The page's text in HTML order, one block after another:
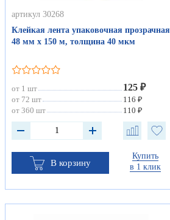
артикул 30268
Клейкая лента упаковочная прозрачная
48 мм х 150 м, толщина 40 мкм
от 1 шт 125 ₽
от 72 шт
116 ₽
от 360 шт
110 ₽
В корзину
Купить
в 1 клик